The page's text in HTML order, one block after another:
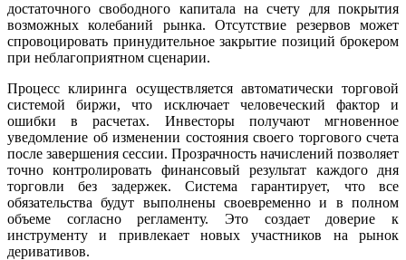
достаточного свободного капитала на счету для покрытия
возможных колебаний рынка. Отсутствие резервов может
спровоцировать принудительное закрытие позиций брокером
при неблагоприятном сценарии.
Процесс клиринга осуществляется автоматически торговой
системой биржи, что исключает человеческий фактор и
ошибки в расчетах. Инвесторы получают мгновенное
уведомление об изменении состояния своего торгового счета
после завершения сессии. Прозрачность начислений позволяет
точно контролировать финансовый результат каждого дня
торговли без задержек. Система гарантирует, что все
обязательства будут выполнены своевременно и в полном
объеме согласно регламенту. Это создает доверие к
инструменту и привлекает новых участников на рынок
деривативов.